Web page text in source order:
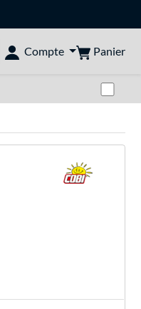
dans le shop
Compte Panier